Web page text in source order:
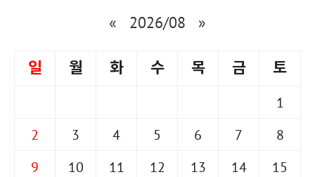
« 2026/08 »
일 월 화 수 목 금 토
1
2
3 4 5 6 7
8
9
10 11 12 13 14
15